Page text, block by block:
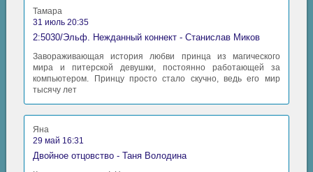
Тамара
31 июль 20:35
2:5030/Эльф. Нежданный коннект - Станислав Миков
Завораживающая история любви принца из магического
мира и питерской девушки, постоянно работающей за
компьютером. Принцу просто стало скучно, ведь его мир
тысячу лет
Яна
29 май 16:31
Двойное отцовство - Таня Володина